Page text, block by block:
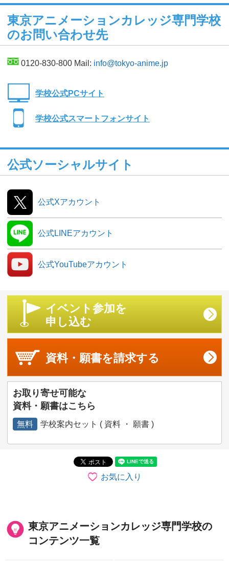
東京アニメーションカレッジ専門学校
のお問い合わせ先
0120-830-800 Mail: info@tokyo-anime.jp
学校公式PCサイト
学校公式スマートフォンサイト
公式ソーシャルサイト
公式Xアカウント
公式LINEアカウント
公式YouTubeアカウント
イベント参加を
申し込む
資料・願書を請求する
お取り寄せ可能な
資料・願書はこちら
無料 学校案内セット ( 資料 ・ 願書 )
お気に入り
東京アニメーションカレッジ専門学校の
コンテンツ一覧